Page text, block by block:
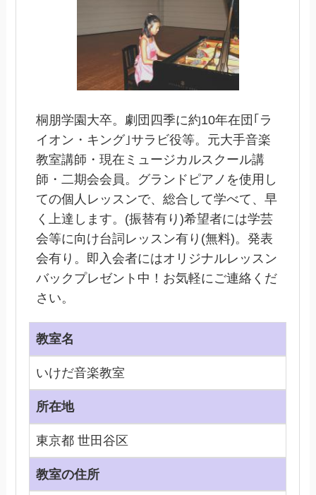
桐朋学園大卒。劇団四季に約10年在団｢ラ
イオン・キング｣サラビ役等。元大手音楽
教室講師・現在ミュージカルスクール講
師・二期会会員。グランドピアノを使用し
ての個人レッスンで、総合して学べて、早
く上達します。(振替有り)希望者には学芸
会等に向け台詞レッスン有り(無料)。発表
会有り。即入会者にはオリジナルレッスン
バックプレゼント中！お気軽にご連絡くだ
さい。
教室名
いけだ音楽教室
所在地
東京都 世田谷区
教室の住所